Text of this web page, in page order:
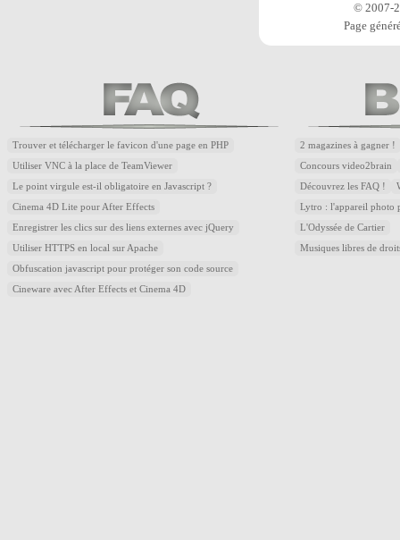
© 2007-
Page
Trouver et télécharger le favicon d'une page en PHP
Utiliser VNC à la place de TeamViewer
Le point virgule est-il obligatoire en Javascript ?
Cinema 4D Lite pour After Effects
Enregistrer les clics sur des liens externes avec jQuery
Utiliser HTTPS en local sur Apache
Obfuscation javascript pour protéger son code source
Cineware avec After Effects et Cinema 4D
2 magazines à gagner !
Concours video2brain
Découvrez les FAQ !
Lytro : l'appareil photo
L'Odyssée de Cartier
Musiques libres de